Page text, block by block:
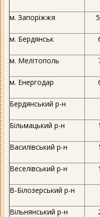
м. Запоріжжя
м. Бердянськ
м. Мелітополь
м. Енергодар
Бердянський р-н
Більмацький р-н
Василівський р-н
Веселівський р-н
В-Білозерський р-н
Вільнянський р-н